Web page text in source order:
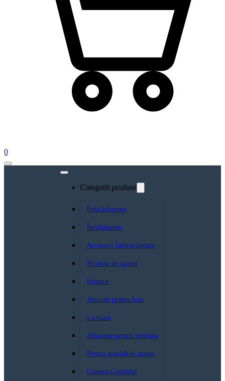
0
Categorii produse
Îmbrăcăminte
Încălțăminte
Accesorii Îmbrăcăminte
Produse de igienă
Scutece
Articole pentru baie
La masă
Alimente pentru bebeluși
Pentru gravide si mame
Camera Copilului